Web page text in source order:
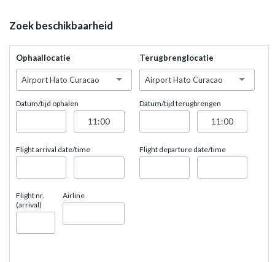
Zoek beschikbaarheid
Ophaallocatie
Airport Hato Curacao
Datum/tijd ophalen
Flight arrival date/time
Flight nr.
(arrival)
Airline
Terugbrenglocatie
Airport Hato Curacao
Datum/tijd terugbrengen
Flight departure date/time